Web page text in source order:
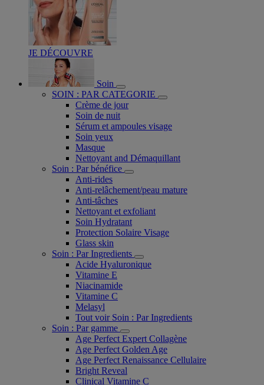
JE DÉCOUVRE
Soin
SOIN : PAR CATEGORIE
Crème de jour
Soin de nuit
Sérum et ampoules visage
Soin yeux
Masque
Nettoyant and Démaquillant
Soin : Par bénéfice
Anti-rides
Anti-relâchement/peau mature
Anti-tâches
Nettoyant et exfoliant
Soin Hydratant
Protection Solaire Visage
Glass skin
Soin : Par Ingredients
Acide Hyaluronique
Vitamine E
Niacinamide
Vitamine C
Melasyl
Tout voir Soin : Par Ingredients
Soin : Par gamme
Age Perfect Expert Collagène
Age Perfect Golden Age
Age Perfect Renaissance Cellulaire
Bright Reveal
Clinical Vitamine C